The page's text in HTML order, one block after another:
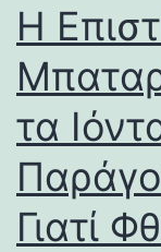
Η
τα
Γιατί